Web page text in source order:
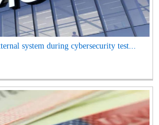
system during cybersecurity test...